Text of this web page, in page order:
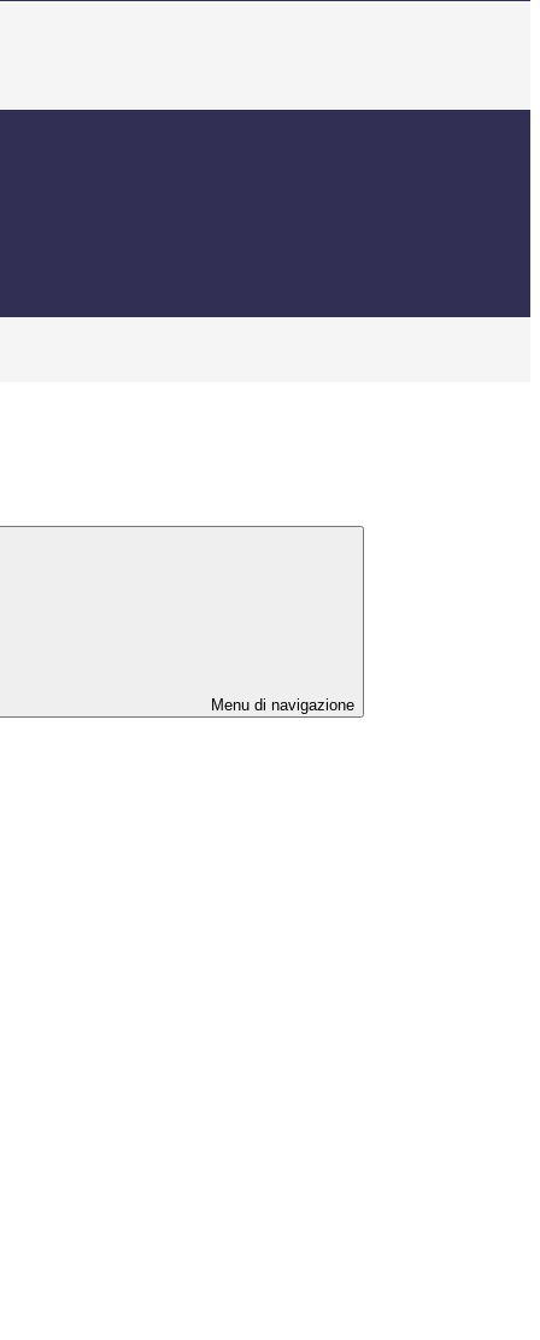
Menu di navigazione